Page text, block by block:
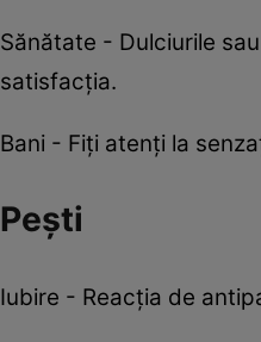
Sănătate - Dulciurile
satisfacţia.
Bani - Fiţi atenţi la
Pești
Iubire - Reacţia de